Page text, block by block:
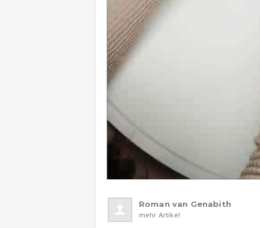
Roman van Genabith
mehr Artikel